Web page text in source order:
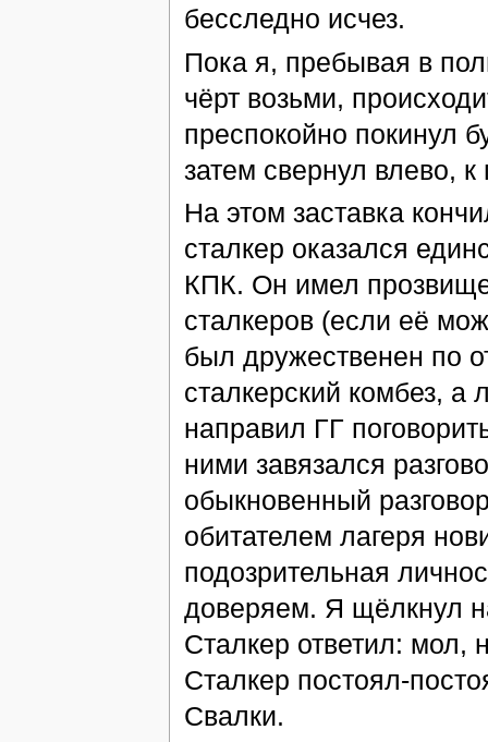
бесследно исчез.
Пока я, пребывая в
чёрт возьми,
преспокойно покинул
затем свернул влево,
На этом заставка
сталкер оказался
КПК. Он имел прозвище
сталкеров (если её
был дружественен по
сталкерский комбез, а
направил ГГ
ними завязался
обыкновенный
обитателем лагеря
подозрительная
доверяем. Я щёлкнул
Сталкер ответил: мол,
Сталкер постоял-
Свалки.